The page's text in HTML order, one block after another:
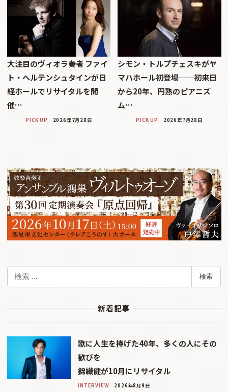
大注目のヴィオラ奏者 ファイ
ト・ヘルテンシュタインが日
経ホールでリサイタルを開
催…
PICK UP 2026年7月28日
シモン・トルプチェスキがヤ
マハホール初登場──初来日
から20年、円熟のピアニズ
ム…
PICK UP 2026年7月28日
検
検索
新着記事
歌に人生を捧げた40年、多くの人にその
歓びを
錦織健が10月にリサイタル
INTERVIEW 2026年8月9日